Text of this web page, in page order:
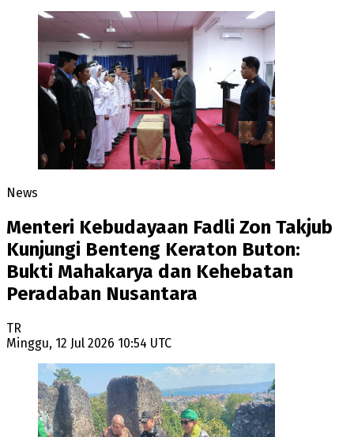
News
Menteri Kebudayaan Fadli Zon Takjub
Kunjungi Benteng Keraton Buton:
Bukti Mahakarya dan Kehebatan
Peradaban Nusantara
TR
Minggu, 12 Jul 2026 10:54 UTC